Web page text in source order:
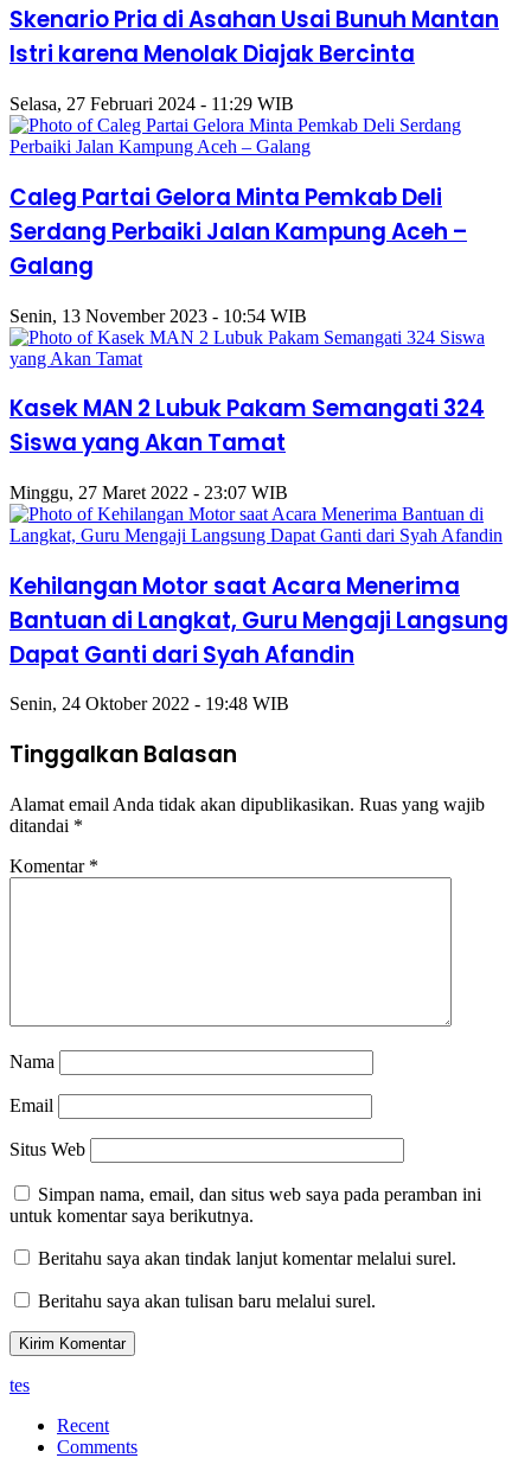
Skenario Pria di Asahan Usai Bunuh Mantan
Istri karena Menolak Diajak Bercinta
Selasa, 27 Februari 2024 - 11:29 WIB
Caleg Partai Gelora Minta Pemkab Deli
Serdang Perbaiki Jalan Kampung Aceh –
Galang
Senin, 13 November 2023 - 10:54 WIB
Kasek MAN 2 Lubuk Pakam Semangati 324
Siswa yang Akan Tamat
Minggu, 27 Maret 2022 - 23:07 WIB
Kehilangan Motor saat Acara Menerima
Bantuan di Langkat, Guru Mengaji Langsung
Dapat Ganti dari Syah Afandin
Senin, 24 Oktober 2022 - 19:48 WIB
Tinggalkan Balasan
Alamat email Anda tidak akan dipublikasikan. Ruas yang wajib
ditandai *
Komentar *
Nama
Email
Situs Web
Simpan nama, email, dan situs web saya pada peramban ini
untuk komentar saya berikutnya.
Beritahu saya akan tindak lanjut komentar melalui surel.
Beritahu saya akan tulisan baru melalui surel.
tes
Recent
Comments